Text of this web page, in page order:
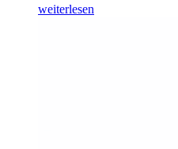
weiterlesen